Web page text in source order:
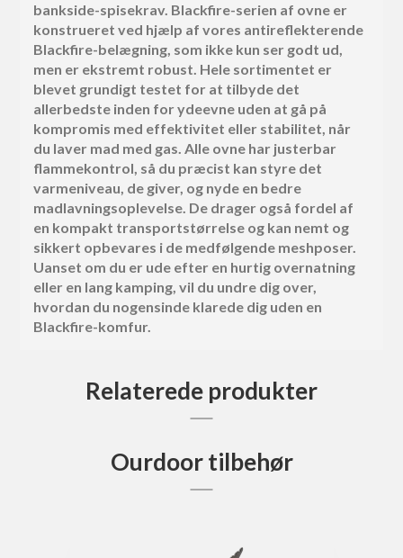
bankside-spisekrav. Blackfire-serien af ovne er
konstrueret ved hjælp af vores antireflekterende
Blackfire-belægning, som ikke kun ser godt ud,
men er ekstremt robust. Hele sortimentet er
blevet grundigt testet for at tilbyde det
allerbedste inden for ydeevne uden at gå på
kompromis med effektivitet eller stabilitet, når
du laver mad med gas. Alle ovne har justerbar
flammekontrol, så du præcist kan styre det
varmeniveau, de giver, og nyde en bedre
madlavningsoplevelse. De drager også fordel af
en kompakt transportstørrelse og kan nemt og
sikkert opbevares i de medfølgende meshposer.
Uanset om du er ude efter en hurtig overnatning
eller en lang kamping, vil du undre dig over,
hvordan du nogensinde klarede dig uden en
Blackfire-komfur.
Relaterede produkter
Ourdoor tilbehør